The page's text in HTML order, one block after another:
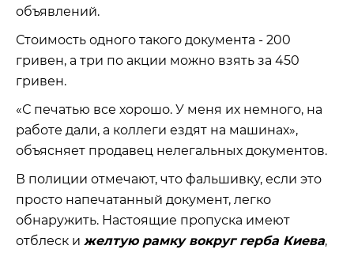
объявлений.
Стоимость одного такого документа - 200
гривен, а три по акции можно взять за 450
гривен.
«С печатью все хорошо. У меня их немного, на
работе дали, а коллеги ездят на машинах»,
объясняет продавец нелегальных документов.
В полиции отмечают, что фальшивку, если это
просто напечатанный документ, легко
обнаружить. Настоящие пропуска имеют
отблеск и желтую рамку вокруг герба Киева,